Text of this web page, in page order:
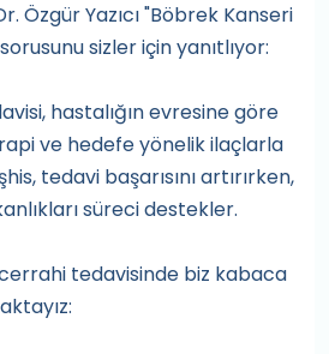
Özgür Yazıcı "Böbrek Kanseri
sizler için yanıtlıyor:
hastalığın evresine göre
ve hedefe yönelik ilaçlarla
tedavi başarısını artırırken,
süreci destekler.
tedavisinde biz kabaca